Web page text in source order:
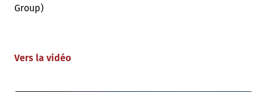
Group)
Vers la vidéo